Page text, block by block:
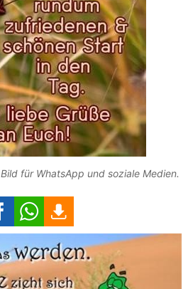
für WhatsApp und soziale Medien.